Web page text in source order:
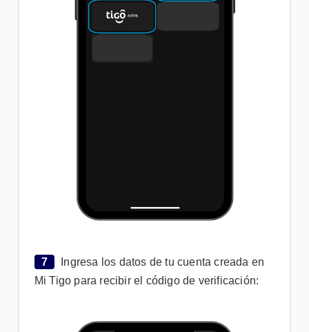
7
Ingresa los datos de tu cuenta creada en
Mi Tigo para recibir el código de verificación: